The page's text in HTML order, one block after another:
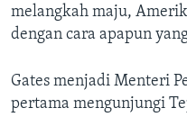
melangkah maju,
dengan cara apapun
Gates menjadi Menteri
pertama mengunjungi